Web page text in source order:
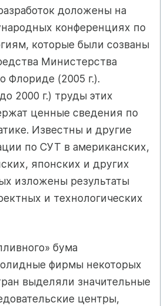
доложены на
конференциях по
которые были созваны
Министерства
Флориде (2005 г.).
2000 г.) труды этих
ценные сведения по
Известны и другие
по СУТ в американских,
японских и других
изложены результаты
и технологических
бума
фирмы некоторых
выделяли значительные
центры,